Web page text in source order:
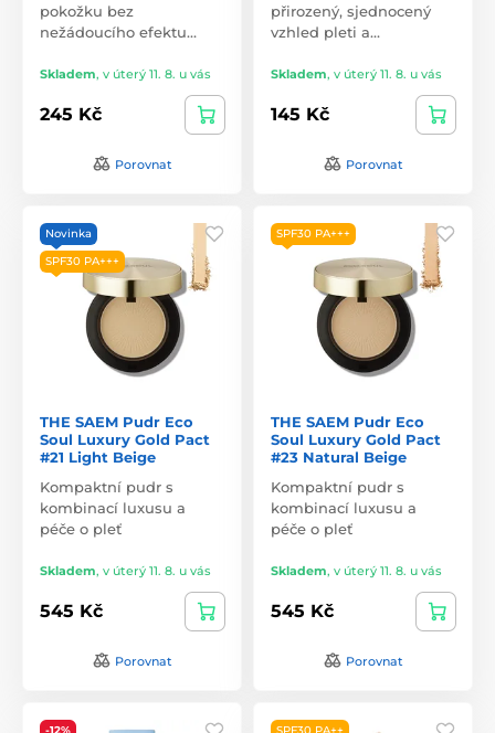
pokožku bez
nežádoucího efektu…
Skladem, v úterý 11. 8. u vás
245 Kč
Porovnat
přirozený, sjednocený
vzhled pleti a…
Skladem, v úterý 11. 8. u vás
145 Kč
Porovnat
Novinka
SPF30 PA+++
THE SAEM Pudr Eco
Soul Luxury Gold Pact
#21 Light Beige
Kompaktní pudr s
kombinací luxusu a
péče o pleť
Skladem, v úterý 11. 8. u vás
545 Kč
Porovnat
SPF30 PA+++
THE SAEM Pudr Eco
Soul Luxury Gold Pact
#23 Natural Beige
Kompaktní pudr s
kombinací luxusu a
péče o pleť
Skladem, v úterý 11. 8. u vás
545 Kč
Porovnat
-12% SPF30 PA++